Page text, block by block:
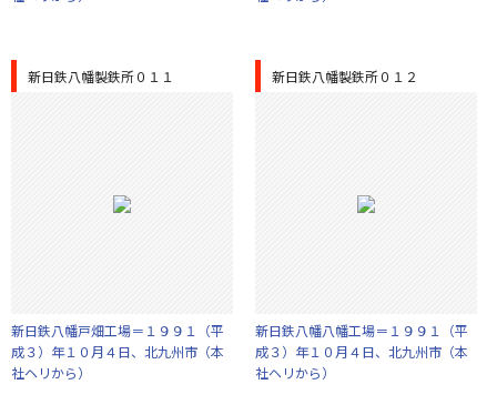
新日鉄八幡製鉄所０１１
新日鉄八幡戸畑工場＝１９９１（平
成３）年１０月４日、北九州市（本
社ヘリから）
新日鉄八幡製鉄所０１２
新日鉄八幡八幡工場＝１９９１（平
成３）年１０月４日、北九州市（本
社ヘリから）